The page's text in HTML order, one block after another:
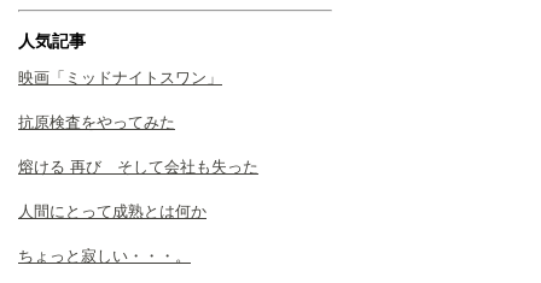
人気記事
映画「ミッドナイトスワン」
抗原検査をやってみた
熔ける 再び そして会社も失った
人間にとって成熟とは何か
ちょっと寂しい・・・。